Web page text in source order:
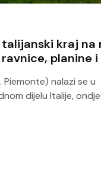
kraj na
planine
Piemonte) nalazi se u
dijelu Italije, ondje